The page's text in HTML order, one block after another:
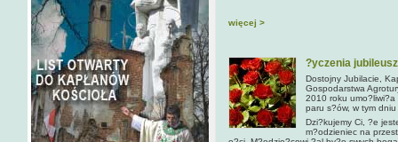
więcej >
?yczenia
Dostojny Jubilacie,
Gospodarstwa
2010 roku
paru s?ów, w tym
Dzi?kujemy Ci, ?e
m?odzieniec na